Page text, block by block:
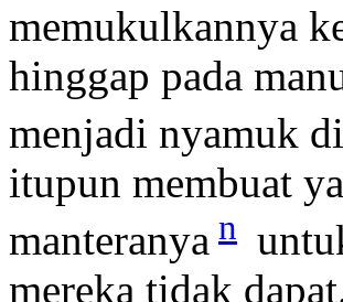
memukulkannya
hinggap pada
menjadi nyamuk
itupun membuat
manteranya n
mereka tidak